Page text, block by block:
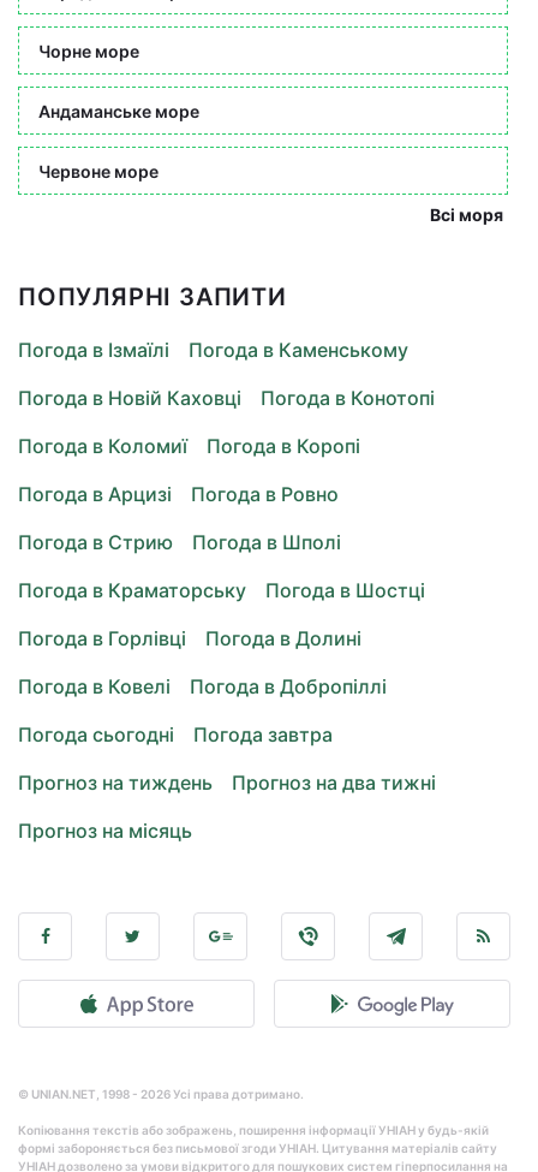
Чорне море
Андаманське море
Червоне море
Всі моря
ПОПУЛЯРНІ ЗАПИТИ
Погода в Ізмаїлі
Погода в Каменському
Погода в Новій Каховці
Погода в Конотопі
Погода в Коломиї
Погода в Коропі
Погода в Арцизі
Погода в Ровно
Погода в Стрию
Погода в Шполі
Погода в Краматорську
Погода в Шостці
Погода в Горлівці
Погода в Долині
Погода в Ковелі
Погода в Добропіллі
Погода сьогодні
Погода завтра
Прогноз на тиждень
Прогноз на два тижні
Прогноз на місяць
© UNIAN.NET, 1998 - 2026 Усі права дотримано.
Копіювання текстів або зображень, поширення інформації УНІАН у будь-якій
формі забороняється без письмової згоди УНІАН. Цитування матеріалів сайту
УНІАН дозволено за умови відкритого для пошукових систем гіперпосилання на